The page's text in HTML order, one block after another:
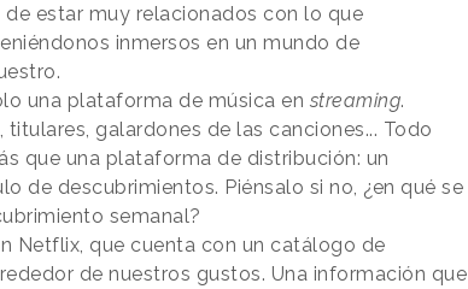
de estar muy relacionados con lo que
inmersos en un mundo de
una plataforma de música en streaming.
galardones de las canciones... Todo
que una plataforma de distribución: un
de descubrimientos. Piénsalo si no, ¿en qué se
semanal?
Netflix, que cuenta con un catálogo de
de nuestros gustos. Una información que